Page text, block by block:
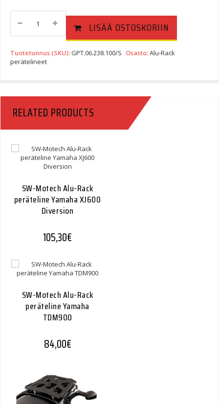
Rack
Peräteline
FZS1000
06
LISÄÄ OSTOSKORIIN
Tuotetunnus (SKU):GPT.06.238.100/S Osasto:Alu-Rack
perätelineet
RELATED PRODUCTS
SW-Motech Alu-Rack
peräteline Yamaha XJ600
Diversion
105,30€
SW-Motech Alu-Rack
peräteline Yamaha
TDM900
84,00€